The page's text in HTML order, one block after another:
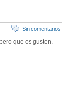
Sin comentarios
que os gusten.